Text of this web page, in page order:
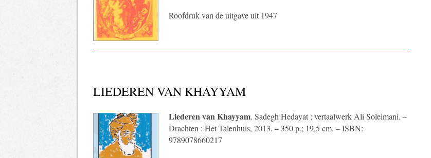
Roofdruk van de uitgave uit 1947
LIEDEREN VAN KHAYYAM
Liederen van Khayyam. Sadegh Hedayat ; vertaalwerk Ali Soleimani. –
Drachten : Het Talenhuis, 2013. – 350 p.; 19,5 cm. – ISBN:
9789078660217